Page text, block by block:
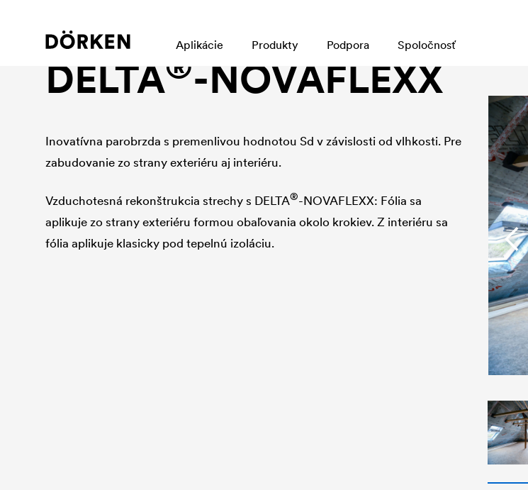
Aplikácie Produkty Podpora Spoločnosť
Parozábrany a vzduchotesné vrstvy
DELTA®-NOVAFLEXX
Inovatívna parobrzda s premenlivou hodnotou Sd v závislosti od vlhkosti. Pre
zabudovanie zo strany exteriéru aj interiéru.
Vzduchotesná rekonštrukcia strechy s DELTA®-NOVAFLEXX: Fólia sa
aplikuje zo strany exteriéru formou obaľovania okolo krokiev. Z interiéru sa
fólia aplikuje klasicky pod tepelnú izoláciu.